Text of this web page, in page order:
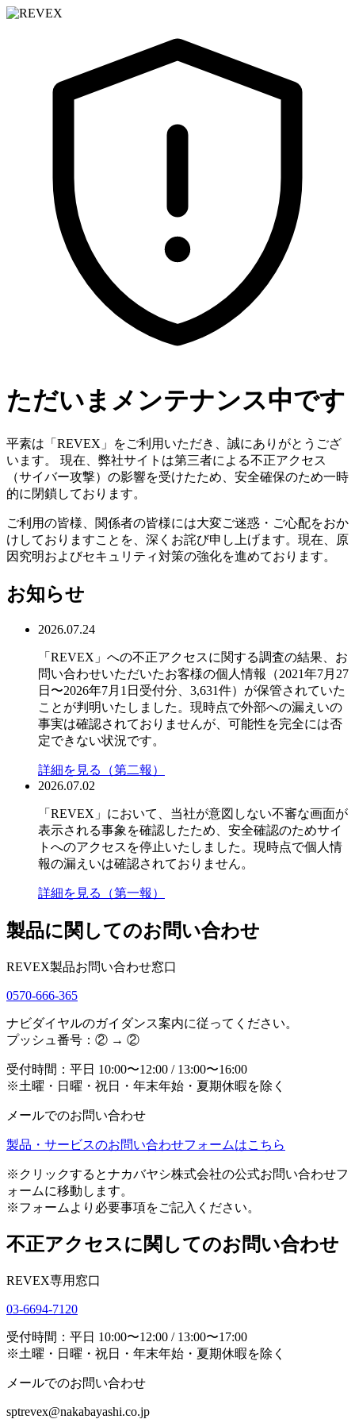
ただいまメンテナンス中です
平素は「REVEX」をご利用いただき、誠にありがとうござ
います。 現在、弊社サイトは第三者による不正アクセス
（サイバー攻撃）の影響を受けたため、安全確保のため一時
的に閉鎖しております。
ご利用の皆様、関係者の皆様には大変ご迷惑・ご心配をおか
けしておりますことを、深くお詫び申し上げます。現在、原
因究明およびセキュリティ対策の強化を進めております。
お知らせ
2026.07.24
「REVEX」への不正アクセスに関する調査の結果、お
問い合わせいただいたお客様の個人情報（2021年7月27
日〜2026年7月1日受付分、3,631件）が保管されていた
ことが判明いたしました。現時点で外部への漏えいの
事実は確認されておりませんが、可能性を完全には否
定できない状況です。
詳細を見る（第二報）
2026.07.02
「REVEX」において、当社が意図しない不審な画面が
表示される事象を確認したため、安全確認のためサイ
トへのアクセスを停止いたしました。現時点で個人情
報の漏えいは確認されておりません。
詳細を見る（第一報）
製品に関してのお問い合わせ
REVEX製品お問い合わせ窓口
0570-666-365
ナビダイヤルのガイダンス案内に従ってください。
プッシュ番号：② → ②
受付時間：平日 10:00〜12:00 / 13:00〜16:00
※土曜・日曜・祝日・年末年始・夏期休暇を除く
メールでのお問い合わせ
製品・サービスのお問い合わせフォームはこちら
※クリックするとナカバヤシ株式会社の公式お問い合わせフ
ォームに移動します。
※フォームより必要事項をご記入ください。
不正アクセスに関してのお問い合わせ
REVEX専用窓口
03-6694-7120
受付時間：平日 10:00〜12:00 / 13:00〜17:00
※土曜・日曜・祝日・年末年始・夏期休暇を除く
メールでのお問い合わせ
sptrevex@nakabayashi.co.jp